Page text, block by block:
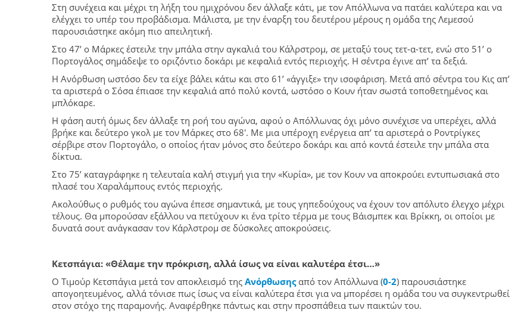
Στη συνέχεια και μέχρι τη λήξη του ημιχρόνου δεν άλλαξε κάτι, με τον Απόλλωνα να πατάει καλύτερα και να
ελέγχει το υπέρ του προβάδισμα. Μάλιστα, με την έναρξη του δευτέρου μέρους η ομάδα της Λεμεσού
παρουσιάστηκε ακόμη πιο απειλητική.
Στο 47’ ο Μάρκες έστειλε την μπάλα στην αγκαλιά του Κάλρστρομ, σε μεταξύ τους τετ-α-τετ, ενώ στο 51’ ο
Πορτογάλος σημάδεψε το οριζόντιο δοκάρι με κεφαλιά εντός περιοχής. Η σέντρα έγινε απ’ τα δεξιά.
Η Ανόρθωση ωστόσο δεν τα είχε βάλει κάτω και στο 61’ «άγγιξε» την ισοφάριση. Μετά από σέντρα του Κις απ’
τα αριστερά ο Σόσα έπιασε την κεφαλιά από πολύ κοντά, ωστόσο ο Κουν ήταν σωστά τοποθετημένος και
μπλόκαρε.
Η φάση αυτή όμως δεν άλλαξε τη ροή του αγώνα, αφού ο Απόλλωνας όχι μόνο συνέχισε να υπερέχει, αλλά
βρήκε και δεύτερο γκολ με τον Μάρκες στο 68′. Με μια υπέροχη ενέργεια απ’ τα αριστερά ο Ροντρίγκες
σέρβιρε στον Πορτογάλο, ο οποίος ήταν μόνος στο δεύτερο δοκάρι και από κοντά έστειλε την μπάλα στα
δίκτυα.
Στο 75’ καταγράφηκε η τελευταία καλή στιγμή για την «Κυρία», με τον Κουν να αποκρούει εντυπωσιακά στο
πλασέ του Χαραλάμπους εντός περιοχής.
Ακολούθως ο ρυθμός του αγώνα έπεσε σημαντικά, με τους γηπεδούχους να έχουν τον απόλυτο έλεγχο μέχρι
τέλους. Θα μπορούσαν εξάλλου να πετύχουν κι ένα τρίτο τέρμα με τους Βάισμπεκ και Βρίκκη, οι οποίοι με
δυνατά σουτ ανάγκασαν τον Κάρλστρομ σε δύσκολες αποκρούσεις.
Κετσπάγια: «Θέλαμε την πρόκριση, αλλά ίσως να είναι καλυτέρα έτσι…»
Ο Τιμούρ Κετσπάγια μετά τον αποκλεισμό της Ανόρθωσηςαπό τον Απόλλωνα (0-2) παρουσιάστηκε
απογοητευμένος, αλλά τόνισε πως ίσως να είναι καλύτερα έτσι για να μπορέσει η ομάδα του να συγκεντρωθεί
στον στόχο της παραμονής. Αναφέρθηκε πάντως και στην προσπάθεια των παικτών του.